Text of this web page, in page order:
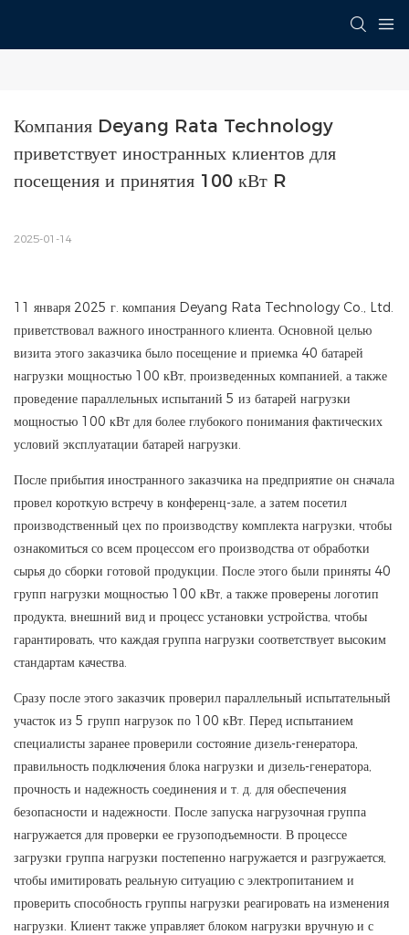
Компания Deyang Rata Technology
приветствует иностранных клиентов для
посещения и принятия 100 кВт R
2025-01-14
11 января 2025 г. компания Deyang Rata Technology Co., Ltd.
приветствовал важного иностранного клиента. Основной целью
визита этого заказчика было посещение и приемка 40 батарей
нагрузки мощностью 100 кВт, произведенных компанией, а также
проведение параллельных испытаний 5 из батарей нагрузки
мощностью 100 кВт для более глубокого понимания фактических
условий эксплуатации батарей нагрузки.
После прибытия иностранного заказчика на предприятие он сначала
провел короткую встречу в конференц-зале, а затем посетил
производственный цех по производству комплекта нагрузки, чтобы
ознакомиться со всем процессом его производства от обработки
сырья до сборки готовой продукции. После этого были приняты 40
групп нагрузки мощностью 100 кВт, а также проверены логотип
продукта, внешний вид и процесс установки устройства, чтобы
гарантировать, что каждая группа нагрузки соответствует высоким
стандартам качества.
Сразу после этого заказчик проверил параллельный испытательный
участок из 5 групп нагрузок по 100 кВт. Перед испытанием
специалисты заранее проверили состояние дизель-генератора,
правильность подключения блока нагрузки и дизель-генератора,
прочность и надежность соединения и т. д. для обеспечения
безопасности и надежности. После запуска нагрузочная группа
нагружается для проверки ее грузоподъемности. В процессе
загрузки группа нагрузки постепенно нагружается и разгружается,
чтобы имитировать реальную ситуацию с электропитанием и
проверить способность группы нагрузки реагировать на изменения
нагрузки. Клиент также управляет блоком нагрузки вручную и с